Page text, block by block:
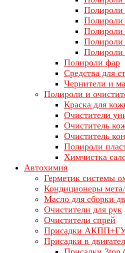
Полироли
Полироли
Полироли
Полироли
Полироли фар
Средства для
Чернители и
Полироли и
Краска для
Очистители
Очиститель
Очиститель
Полироли
Химчистка
Автохимия
Герметик системы
Кондиционеры
Масло для сборки
Очистители для рук
Очистители спрей
Присадки
Присадки в